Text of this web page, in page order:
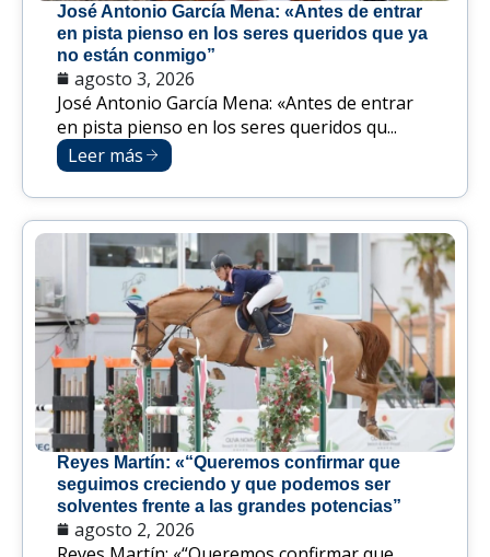
José Antonio García Mena: «Antes de entrar
en pista pienso en los seres queridos que ya
no están conmigo”
agosto 3, 2026
José Antonio García Mena: «Antes de entrar
en pista pienso en los seres queridos qu...
Leer más
Reyes Martín: «“Queremos confirmar que
seguimos creciendo y que podemos ser
solventes frente a las grandes potencias”
agosto 2, 2026